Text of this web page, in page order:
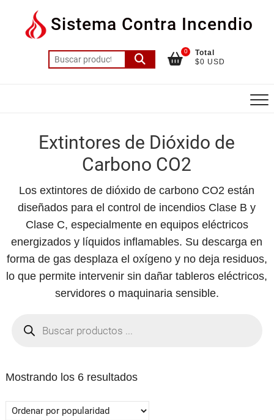
contenido
Sistema Contra Incendio
Buscar
0
Total
$0 USD
Extintores de Dióxido de
Carbono CO2
Los extintores de dióxido de carbono CO2 están
diseñados para el control de incendios Clase B y
Clase C, especialmente en equipos eléctricos
energizados y líquidos inflamables. Su descarga en
forma de gas desplaza el oxígeno y no deja residuos,
lo que permite intervenir sin dañar tableros eléctricos,
servidores o maquinaria sensible.
Mostrando los 6 resultadosOrdenado
popularidad